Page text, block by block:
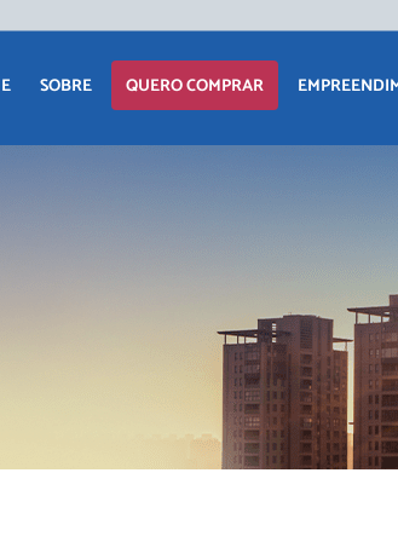
SOBRE QUERO COMPRAR
EM CONSTRUÇÃO
PRONTOS PARA
MORAR
COMERCIAIS